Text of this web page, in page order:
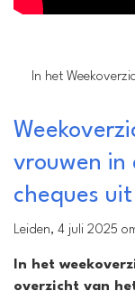
In het
vrouwen in
cheques uit
Leiden, 4 juli 2025
In het
overzicht van